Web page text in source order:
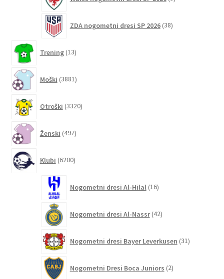
izdelki
ZDA nogometni dresi SP 2026 38izdelkov
Trening 13izdelkov
Moški 3881izdelkov
Otroški 3320izdelkov
Ženski 497izdelkov
Klubi 6200izdelkov
Nogometni dresi Al-Hilal 16izdelkov
Nogometni dresi Al-Nassr 42izdelkov
Nogometni dresi Bayer Leverkusen 31izdelkov
Nogometni Dresi Boca Juniors 2izdelka